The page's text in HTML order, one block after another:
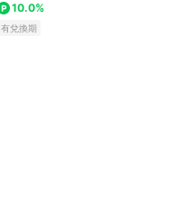
10.0%
有兌換期